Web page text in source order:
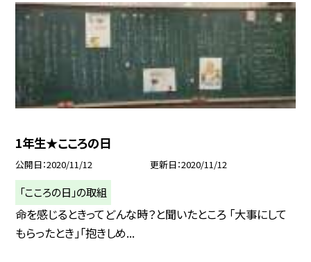
1年生★こころの日
公開日 2020/11/12 更新日 2020/11/12
「こころの日」の取組
命を感じるときってどんな時？と聞いたところ 「大事にして
もらったとき」「抱きしめ...